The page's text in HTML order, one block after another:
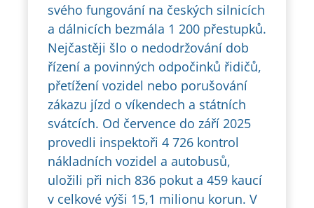
svého fungování na českých silnicích
a dálnicích bezmála 1 200 přestupků.
Nejčastěji šlo o nedodržování dob
řízení a povinných odpočinků řidičů,
přetížení vozidel nebo porušování
zákazu jízd o víkendech a státních
svátcích. Od července do září 2025
provedli inspektoři 4 726 kontrol
nákladních vozidel a autobusů,
uložili při nich 836 pokut a 459 kaucí
v celkové výši 15,1 milionu korun. V